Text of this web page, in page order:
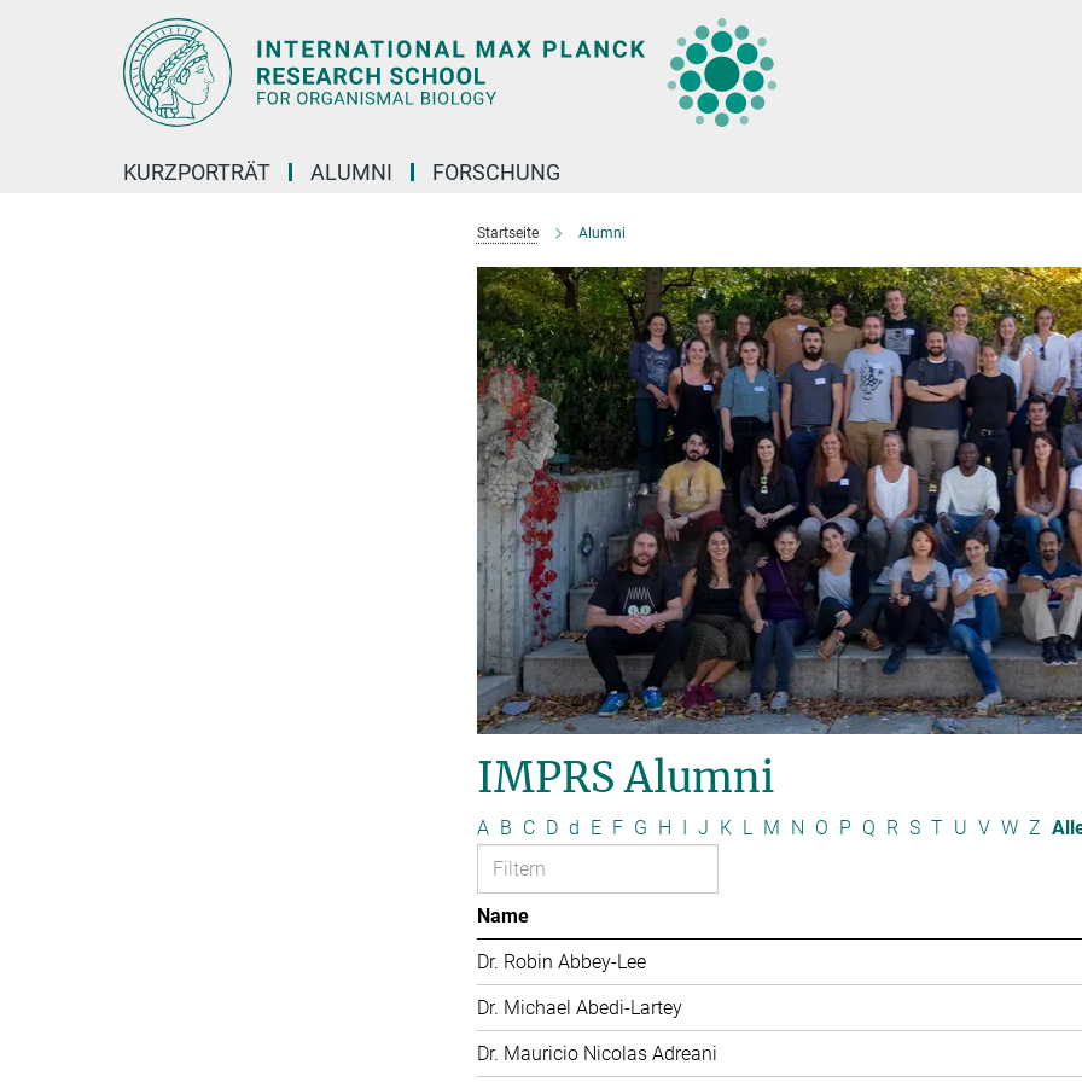
KURZPORTRÄT ALUMNI FORSCHUNG
Startseite Alumni
IMPRS Alumni
A B C D d E F G H I J K L M N O P Q R S T U V W Z
Name
Dr. Robin Abbey-Lee
Dr. Michael Abedi-Lartey
Dr. Mauricio Nicolas Adreani